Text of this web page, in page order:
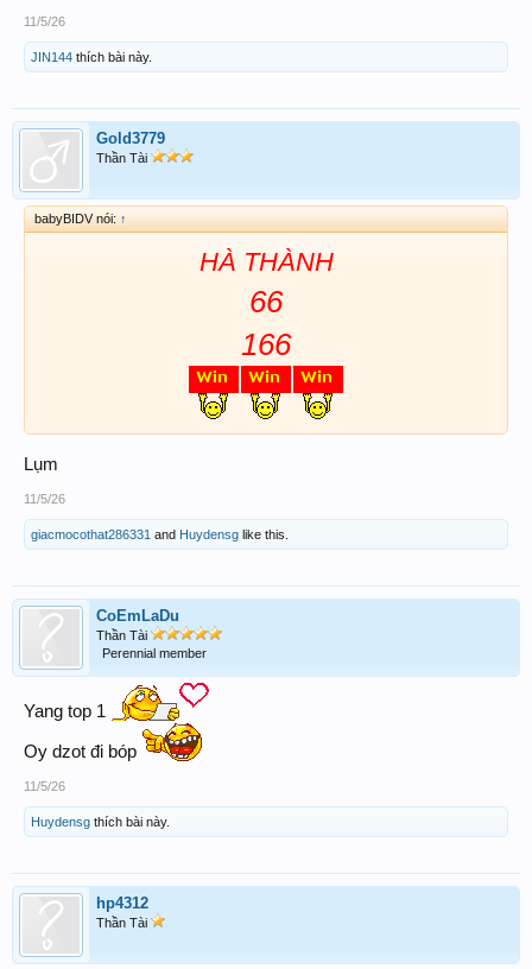
11/5/26
JIN144 thích bài này.
Gold3779
Thần Tài
babyBIDV nói: ↑
HÀ THÀNH
66
166
Lụm
11/5/26
giacmocothat286331 and Huydensg like this.
CoEmLaDu
Thần Tài
Perennial member
Yang top 1
Oy dzot đi bóp
11/5/26
Huydensg thích bài này.
hp4312
Thần Tài